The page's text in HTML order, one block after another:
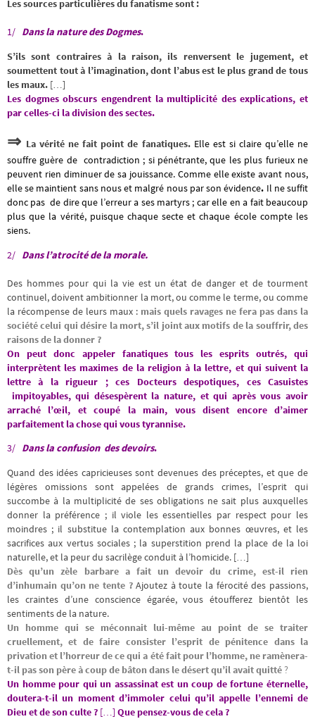
Les sources particulières du fanatisme sont :
1/ Dans la nature des Dogmes.
S’ils sont contraires à la raison, ils renversent le jugement, et
soumettent tout à l’imagination, dont l’abus est le plus grand de tous
les maux. […]
Les dogmes obscurs engendrent la multiplicité des explications, et
par celles-ci la division des sectes.
⇒ La vérité ne fait point de fanatiques. Elle est si claire qu’elle ne
souffre guère de contradiction ; si pénétrante, que les plus furieux ne
peuvent rien diminuer de sa jouissance. Comme elle existe avant nous,
elle se maintient sans nous et malgré nous par son évidence. Il ne suffit
donc pas de dire que l’erreur a ses martyrs ; car elle en a fait beaucoup
plus que la vérité, puisque chaque secte et chaque école compte les
siens.
2/ Dans l’atrocité de la morale.
Des hommes pour qui la vie est un état de danger et de tourment
continuel, doivent ambitionner la mort, ou comme le terme, ou comme
la récompense de leurs maux : mais quels ravages ne fera pas dans la
société celui qui désire la mort, s’il joint aux motifs de la souffrir, des
raisons de la donner ?
On peut donc appeler fanatiques tous les esprits outrés, qui
interprètent les maximes de la religion à la lettre, et qui suivent la
lettre à la rigueur ; ces Docteurs despotiques, ces Casuistes
impitoyables, qui désespèrent la nature, et qui après vous avoir
arraché l’œil, et coupé la main, vous disent encore d’aimer
parfaitement la chose qui vous tyrannise.
3/ Dans la confusion des devoirs.
Quand des idées capricieuses sont devenues des préceptes, et que de
légères omissions sont appelées de grands crimes, l’esprit qui
succombe à la multiplicité de ses obligations ne sait plus auxquelles
donner la préférence ; il viole les essentielles par respect pour les
moindres ; il substitue la contemplation aux bonnes œuvres, et les
sacrifices aux vertus sociales ; la superstition prend la place de la loi
naturelle, et la peur du sacrilège conduit à l’homicide. […]
Dès qu’un zèle barbare a fait un devoir du crime, est-il rien
d’inhumain qu’on ne tente ? Ajoutez à toute la férocité des passions,
les craintes d’une conscience égarée, vous étoufferez bientôt les
sentiments de la nature.
Un homme qui se méconnait lui-même au point de se traiter
cruellement, et de faire consister l’esprit de pénitence dans la
privation et l’horreur de ce qui a été fait pour l’homme, ne ramènera-
t-il pas son père à coup de bâton dans le désert qu’il avait quitté ?
Un homme pour qui un assassinat est un coup de fortune éternelle,
doutera-t-il un moment d’immoler celui qu’il appelle l’ennemi de
Dieu et de son culte ? […] Que pensez-vous de cela ?